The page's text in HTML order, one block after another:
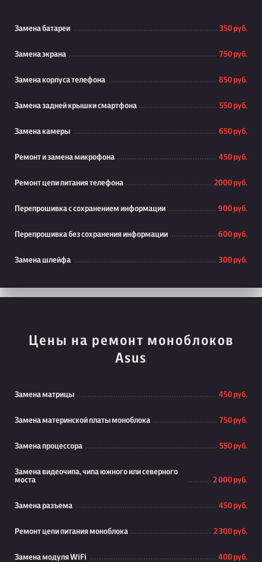
Замена батареи 350 руб.
Замена экрана 750 руб.
Замена корпуса телефона 850 руб.
Замена задней крышки смартфона 550 руб.
Замена камеры 650 руб.
Ремонт и замена микрофона 450 руб.
Ремонт цепи питания телефона 2000 руб.
Перепрошивка с сохранением информации 900 руб.
Перепрошивка без сохранения информации 600 руб.
Замена шлейфа 300 руб.
Цены на ремонт моноблоков
Asus
Замена матрицы 450 руб.
Замена материнской платы моноблока 750 руб.
Замена процессора 550 руб.
Замена видеочипа, чипа южного или северного
моста
2 000 руб.
Замена разъема 450 руб.
Ремонт цепи питания моноблока 2 300 руб.
Замена модуля WiFi 400 руб.